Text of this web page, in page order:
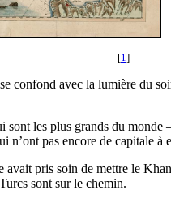
[1]
confond avec la lumière du
sont les plus grands du
pas encore de capitale
pris soin de mettre le
sont sur le chemin.